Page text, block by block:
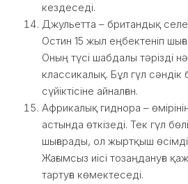
кездеседі.
Джульетта – британдық
Остин 15 жыл еңбектеніп
Оның түсі шабдалы тәрізді
классикалық. Бұл гүл сәндік
сүйіктісіне айналған.
Африкалық гиднора –
астында өткізеді. Тек гүл
шығарады, ол жыртқыш
Жағымсыз иісі тозаңдануға
тартуға көмектеседі.